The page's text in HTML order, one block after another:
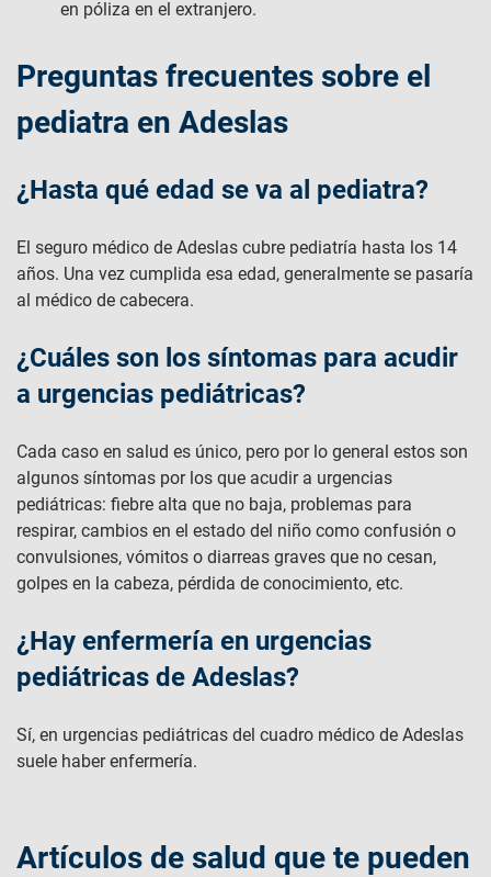
en póliza en el extranjero.
Preguntas frecuentes sobre el
pediatra en Adeslas
¿Hasta qué edad se va al pediatra?
El seguro médico de Adeslas cubre pediatría hasta los 14
años. Una vez cumplida esa edad, generalmente se pasaría
al médico de cabecera.
¿Cuáles son los síntomas para acudir
a urgencias pediátricas?
Cada caso en salud es único, pero por lo general estos son
algunos síntomas por los que acudir a urgencias
pediátricas: fiebre alta que no baja, problemas para
respirar, cambios en el estado del niño como confusión o
convulsiones, vómitos o diarreas graves que no cesan,
golpes en la cabeza, pérdida de conocimiento, etc.
¿Hay enfermería en urgencias
pediátricas​ de Adeslas?
Sí, en urgencias pediátricas del cuadro médico de Adeslas
suele haber enfermería.
Artículos de salud que te pueden